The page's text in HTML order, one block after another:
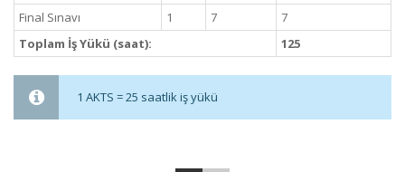
Final Sınavı 1 7
7
Toplam İş Yükü (saat):
125
1 AKTS = 25 saatlik iş yükü